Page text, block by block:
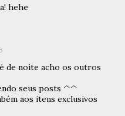
hehe
de noite acho os outros
seus posts ^^
aos itens exclusivos